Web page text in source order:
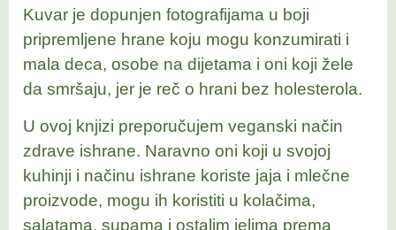
Kuvar je dopunjen fotografijama u boji
pripremljene hrane koju mogu konzumirati i
mala deca, osobe na dijetama i oni koji žele
da smršaju, jer je reč o hrani bez holesterola.
U ovoj knjizi preporučujem veganski način
zdrave ishrane. Naravno oni koji u svojoj
kuhinji i načinu ishrane koriste jaja i mlečne
proizvode, mogu ih koristiti u kolačima,
salatama, supama i ostalim jelima prema